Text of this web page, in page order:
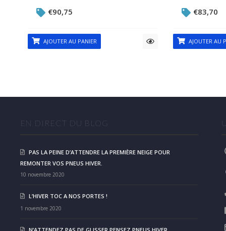
€90,75
AJOUTER AU PANIER
€83,70
AJOUTER AU
EN DIRECT DU BLOG
PAS LA PEINE D’ATTENDRE LA PREMIÈRE NEIGE POUR
REMONTER VOS PNEUS HIVER.
10 novembre 2020
L’HIVER TOC A NOS PORTES !
1 novembre 2020